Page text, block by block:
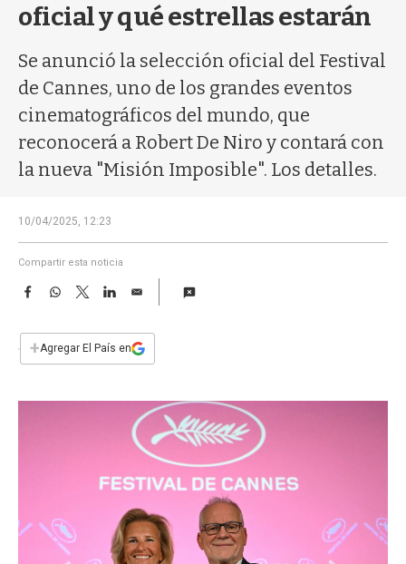
a
oficial y qué estrellas estarán
Se anunció la selección oficial del Festival
de Cannes, uno de los grandes eventos
cinematográficos del mundo, que
reconocerá a Robert De Niro y contará con
la nueva "Misión Imposible". Los detalles.
10/04/2025, 12:23
Compartir esta noticia
F
e
b
W
s
T
w
t
L
E
i
l
+Agregar El País en